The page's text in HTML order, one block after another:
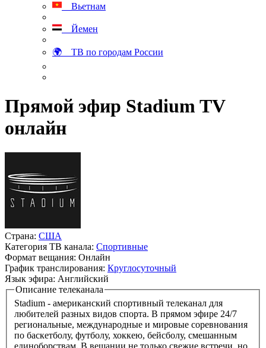
Вьетнам
Йемен
🌍 ТВ по городам России
Прямой эфир Stadium TV
онлайн
Страна: США
Категория ТВ канала: Спортивные
Формат вещания: Онлайн
График транслирования: Круглосуточный
Язык эфира: Английский
Описание телеканала
Stadium - американский спортивный телеканал для
любителей разных видов спорта. В прямом эфире 24/7
региональные, международные и мировые соревнования
по баскетболу, футболу, хоккею, бейсболу, смешанным